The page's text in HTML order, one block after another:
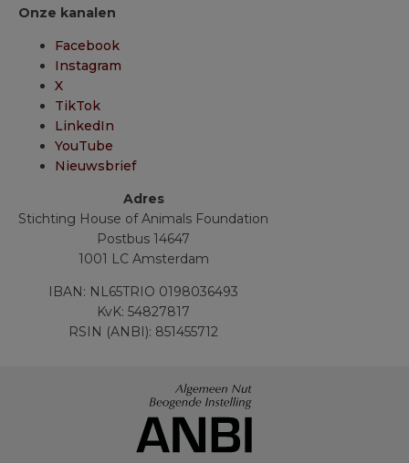
Onze kanalen
Facebook
Instagram
X
TikTok
LinkedIn
YouTube
Nieuwsbrief
Adres
Stichting House of Animals Foundation
Postbus 14647
1001 LC Amsterdam
IBAN: NL65TRIO 0198036493
KvK: 54827817
RSIN (ANBI): 851455712